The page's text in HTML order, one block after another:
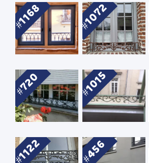
1168 1072
720 1015
1122 456